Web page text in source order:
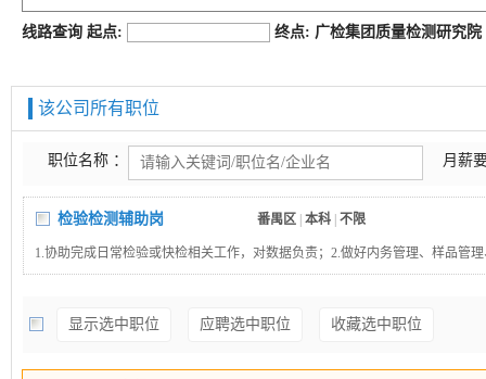
线路查询 起点: 终点: 广检集团质量检测研究
该公司所有职位
职位名称 ： 月薪
检验检测辅助岗 番禺区 本科 不限
1.协助完成日常检验或快检相关工作，对数据负责；2.做好内务管理、样品管
维护管理；3.协助记录检验原始数据，复核检验结果；4.协助收集相关标准和
显示选中职位 应聘选中职位 收藏选中职位